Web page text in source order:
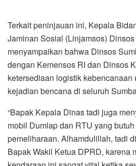
Terkait peninjauan ini, Kepala
Jaminan Sosial (Linjamsos)
menyampaikan bahwa Dinsos
dengan Kemensos RI dan Dinsos
ketersediaan logistik kebencanaan
kejadian bencana di seluruh
“Bapak Kepala Dinas tadi juga
mobil Dumlap dan RTU yang
pemeliharaan. Alhamdulillah, tadi
Bapak Wakil Ketua DPRD, karena